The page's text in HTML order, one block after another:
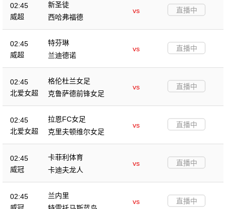
02:45
威超
新圣徒
vs
西哈弗福德
直播中
02:45
威超
特芬琳
vs
兰迪德诺
直播中
02:45
北爱女超
格伦杜兰女足
vs
克鲁萨德前锋女足
直播中
02:45
北爱女超
拉恩FC女足
vs
克里夫顿维尔女足
直播中
02:45
威冠
卡菲利体育
vs
卡迪夫龙人
直播中
02:45
威冠
兰内里
vs
直播中